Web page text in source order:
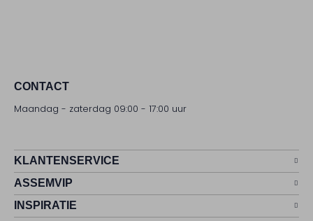
CONTACT
Maandag - zaterdag 09:00 - 17:00 uur
KLANTENSERVICE
ASSEMVIP
INSPIRATIE